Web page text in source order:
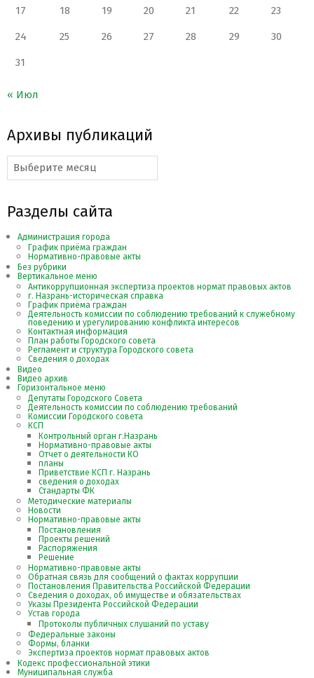
17 18 19 20 21 22 23
24 25 26 27 28 29 30
31
« Июл
Архивы публикаций
Архивы
публикаций
Разделы сайта
Администрация города
График приёма граждан
Нормативно-правовые акты
Без рубрики
Вертикальное меню
Антикоррупционная экспертиза проектов нормат правовых актов
г. Назрань-историческая справка
График приёма граждан
Деятельность комиссии по соблюдению требований к служебному
поведению и урегулированию конфликта интересов
Контактная информация
План работы Городского совета
Регламент и структура Городского совета
Сведения о доходах
Видео
Видео архив
Горизонтальное меню
Депутаты Городского Совета
Деятельность комиссии по соблюдению требований
Комиссии Городского совета
КСП
Контрольный орган г.Назрань
Нормативно-правовые акты
Отчет о деятельности КО
планы
Приветствие КСП г. Назрань
сведения о доходах
Стандарты ФК
Методические материалы
Новости
Нормативно-правовые акты
Постановления
Проекты решений
Распоряжения
Решение
Нормативно-правовые акты
Обратная связь для сообщений о фактах коррупции
Постановления Правительства Российской Федерации
Сведения о доходах, об имуществе и обязательствах
Указы Президента Российской Федерации
Устав города
Протоколы публичных слушаний по уставу
Федеральные законы
Формы, бланки
Экспертиза проектов нормат правовых актов
Кодекс профессиональной этики
Муниципальная служба